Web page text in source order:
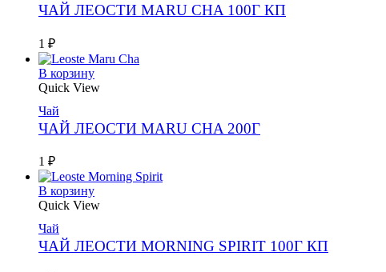
ЧАЙ ЛЕОСТИ MARU CHA 100Г КП
1 ₽
В корзину
Quick View
Чай
ЧАЙ ЛЕОСТИ MARU CHA 200Г
1 ₽
В корзину
Quick View
Чай
ЧАЙ ЛЕОСТИ MORNING SPIRIT 100Г КП